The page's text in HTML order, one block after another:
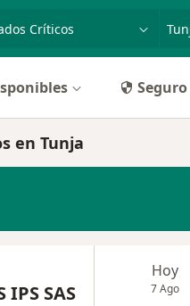
enfermedad o p.
Seguro
en Tunja
IPS SAS
Hoy
7 Ago